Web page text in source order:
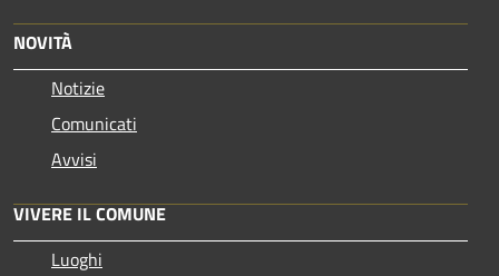
NOVITÀ
Notizie
Comunicati
Avvisi
VIVERE IL COMUNE
Luoghi